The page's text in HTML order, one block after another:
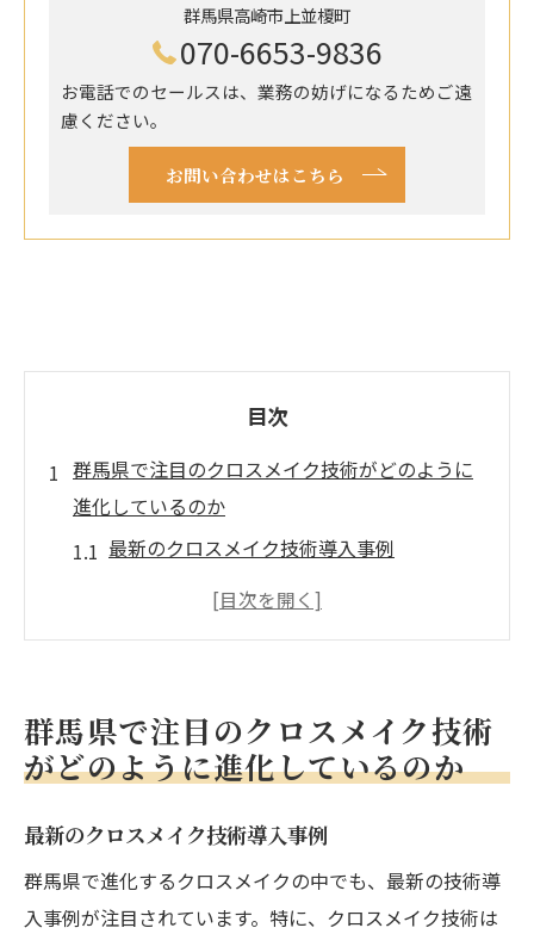
群馬県高崎市上並榎町
070-6653-9836
お電話でのセールスは、業務の妨げになるためご遠
慮ください。
お問い合わせはこちら
目次
群馬県で注目のクロスメイク技術がどのように
進化しているのか
最新のクロスメイク技術導入事例
クロスメイク技術の進化がもたらすメリッ
群馬県で進化するクロスメイクの未来
地域特性に応じたクロスメイクの適用
クロスメイクが張り替えを超える理由とその利
点
クロスメイクが張り替えより優れている理
群馬県で注目のクロスメイク技術
がどのように進化しているのか
最新のクロスメイク技術導入事例
群馬県で進化するクロスメイクの中でも、最新の技術導
入事例が注目されています。特に、クロスメイク技術は